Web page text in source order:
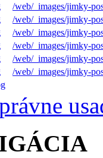
/web/_images/jimky-
/web/_images/jimky-
/web/_images/jimky-
/web/_images/jimky-
/web/_images/jimky-
/web/_images/jimky-